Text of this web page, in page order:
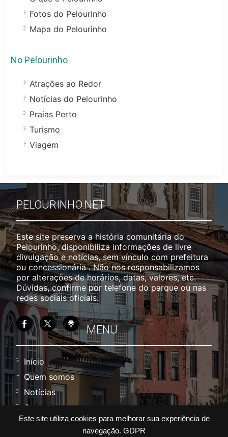
Este site utiliza cookies para melhorar sua experiência de
navegação. GDPR
Fotos do Pelourinho
Mapa do Pelourinho
No Pelourinho
Atrações ao Redor
Notícias do Pelourinho
Praias Perto
Turismo
Viagem
PELOURINHO.NET
Este site preserva a história comunitária do
Pelourinho, disponibiliza informações de livre
divulgação e notícias, sem vínculo com prefeitura
ou concessionária . Não nos responsabilizamos
por alterações de horários, datas, valores, etc.
Dúvidas, confirme por telefone do parque ou nas
redes sociais oficiais.
MENU
Início
Quem somos
Notícias
Contato
Política